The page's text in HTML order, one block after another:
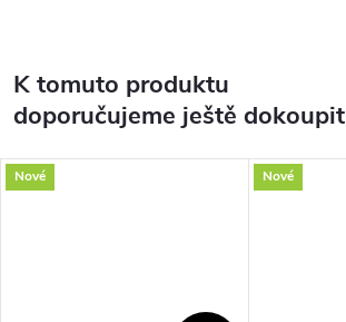
K tomuto produktu
doporučujeme ještě dokoupit
Nové Nové